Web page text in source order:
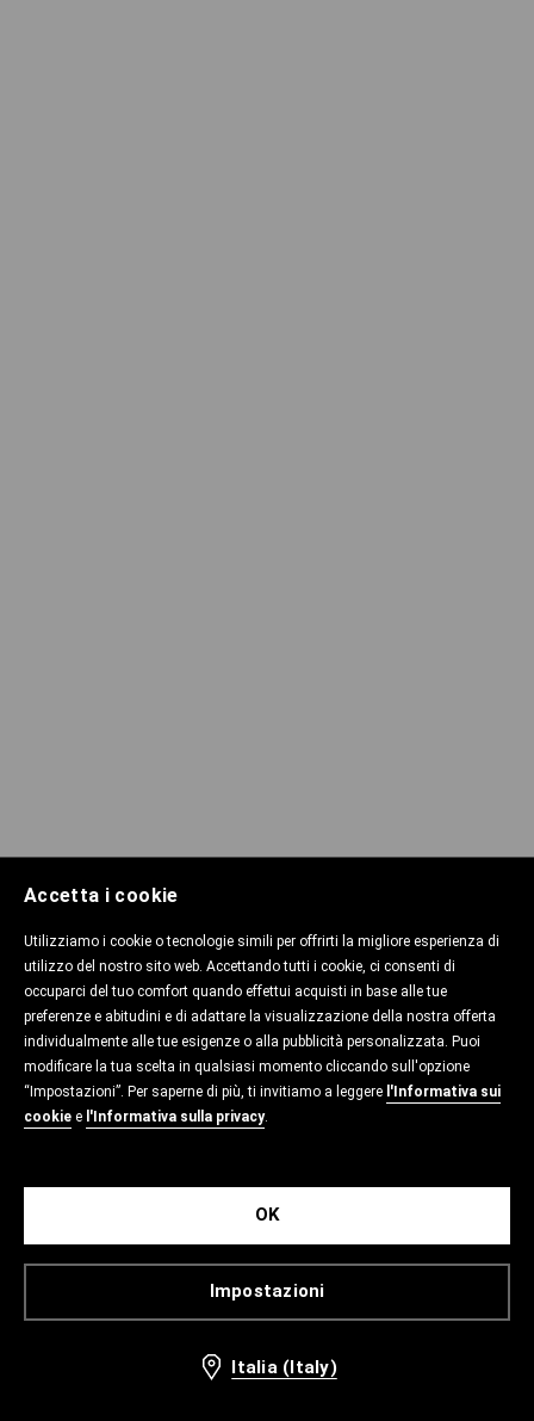
Accetta i cookie
Utilizziamo i cookie o tecnologie simili per offrirti la migliore esperienza di
utilizzo del nostro sito web. Accettando tutti i cookie, ci consenti di
occuparci del tuo comfort quando effettui acquisti in base alle tue
preferenze e abitudini e di adattare la visualizzazione della nostra offerta
individualmente alle tue esigenze o alla pubblicità personalizzata. Puoi
modificare la tua scelta in qualsiasi momento cliccando sull'opzione
“Impostazioni”. Per saperne di più, ti invitiamo a leggere l'Informativa sui
cookie e l'Informativa sulla privacy.
Impostazioni
OK
Italia (Italy)